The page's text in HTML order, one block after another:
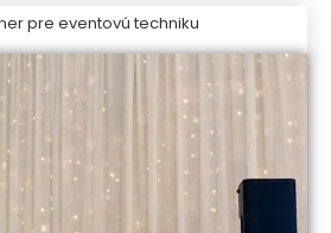
pre eventovú techniku